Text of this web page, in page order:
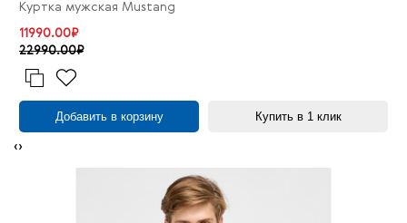
Куртка мужская Mustang
11990.00₽
22990.00₽
Добавить в корзину Купить в 1 клик
‹›